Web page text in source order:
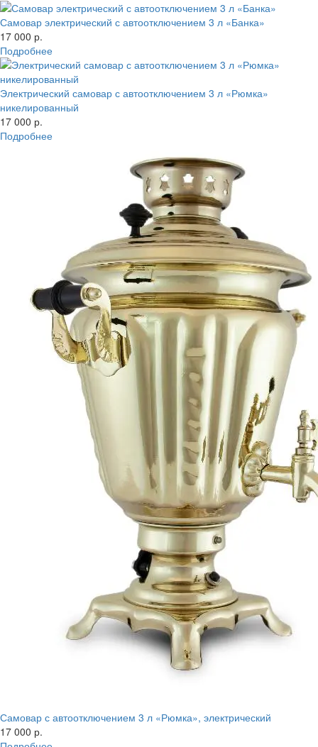
Самовар электрический с автоотключением 3 л «Банка»
17 000 р.
Подробнее
Электрический самовар с автоотключением 3 л «Рюмка»
никелированный
17 000 р.
Подробнее
Самовар с автоотключением 3 л «Рюмка», электрический
17 000 р.